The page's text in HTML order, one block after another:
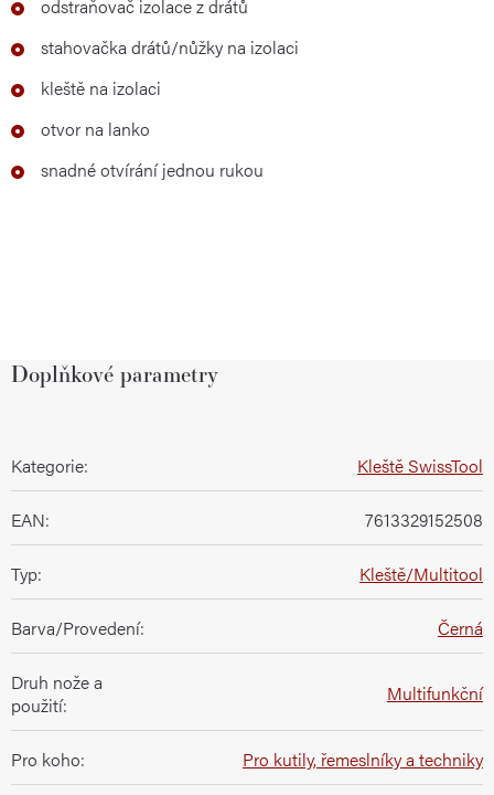
odstraňovač izolace z drátů
stahovačka drátů/nůžky na izolaci
kleště na izolaci
otvor na lanko
snadné otvírání jednou rukou
Doplňkové parametry
Kategorie: Kleště SwissTool
EAN: 7613329152508
Typ: Kleště/Multitool
Barva/Provedení: Černá
Druh nože a
použití: Multifunkční
Pro koho: Pro kutily, řemeslníky a techniky